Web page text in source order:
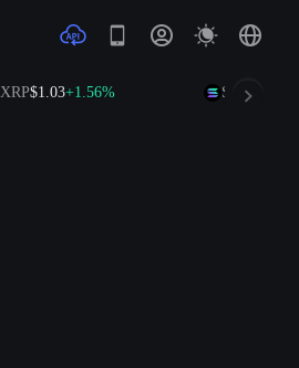
$1.03+1.56% SOL $74.55